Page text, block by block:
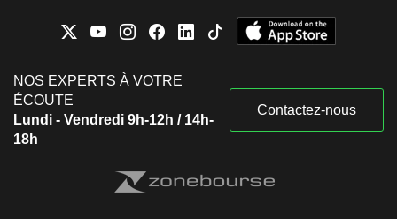
NOS EXPERTS À VOTRE
ÉCOUTE
Lundi - Vendredi 9h-12h / 14h-
18h
Contactez-nous